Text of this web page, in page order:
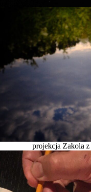
projekcja Zakola